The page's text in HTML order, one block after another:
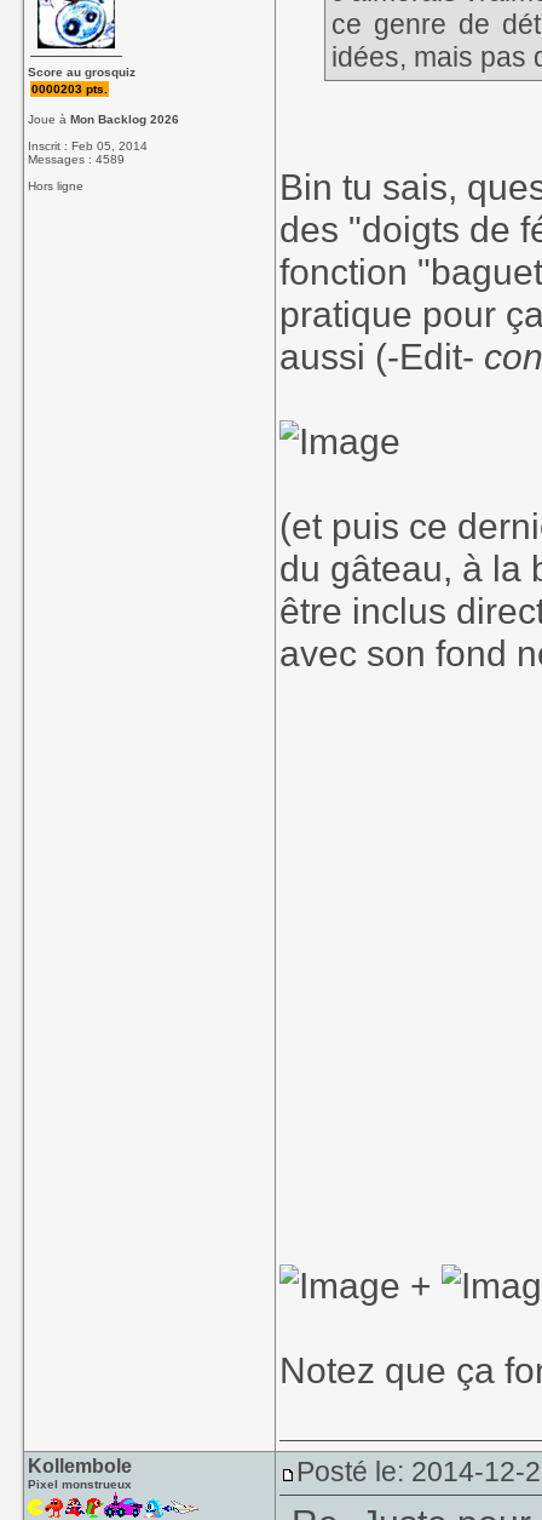
Score au grosquiz
0000203 pts.
Joue àMon Backlog 2026
Inscrit : Feb 05, 2014
Messages : 4589
Hors ligne
ce genre de
idées, mais pas
Bin tu sais,
des "doigts de
fonction
pratique pour
aussi (-Edit-
(et puis ce
du gâteau, à la
être inclus
avec son fond
+
Notez que ça
Kollembole
Pixel monstrueux Posté le: 2014-12-